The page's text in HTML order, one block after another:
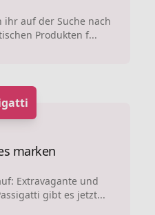
ihr auf der Suche nach
Produkten f...
marken
Extravagante und
gibt es jetzt...